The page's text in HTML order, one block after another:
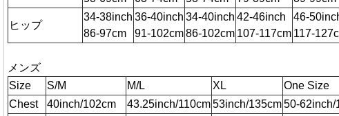
ヒップ
34-38inch
86-97cm
36-40inch
91-102cm
34-40inch
86-102cm
42-46inch
107-117cm
46-
117-
メンズ
Size
S/M M/L XL
One Size
Chest
40inch/102cm 43.25inch/110cm53inch/135cm50-62inch/